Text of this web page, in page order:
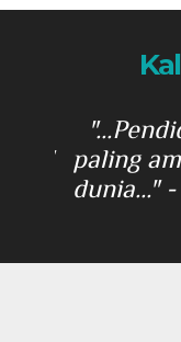
paling
dunia..."